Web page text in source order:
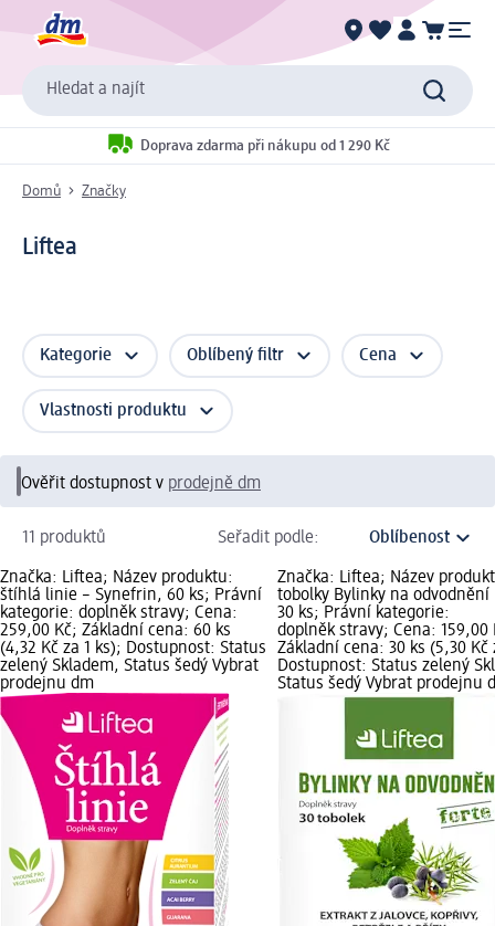
Hledat a najít
Doprava zdarma při nákupu od 1 290 Kč
Domů Značky
Liftea
Kategorie Oblíbený filtr Cena
Vlastnosti produktu
Ověřit dostupnost v prodejně dm
11 produktů Seřadit podle:
Značka: Liftea; Název produktu:
štíhlá linie – Synefrin, 60 ks; Právní
kategorie: doplněk stravy; Cena:
259,00 Kč; Základní cena: 60 ks
(4,32 Kč za 1 ks); Dostupnost: Status
zelený Skladem, Status šedý Vybrat
prodejnu dm
Značka: Liftea; Název
tobolky Bylinky na odvodnění
30 ks; Právní kategorie:
doplněk stravy; Cena: 159,00
Základní cena: 30 ks (5,30 Kč
Dostupnost: Status zelený
Status šedý Vybrat prodejnu